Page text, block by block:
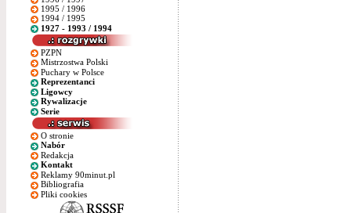
1995 / 1996
1994 / 1995
1927 - 1993 / 1994
PZPN
Mistrzostwa Polski
Puchary w Polsce
Reprezentanci
Ligowcy
Rywalizacje
Serie
O stronie
Nabór
Redakcja
Kontakt
Reklamy 90minut.pl
Bibliografia
Pliki cookies